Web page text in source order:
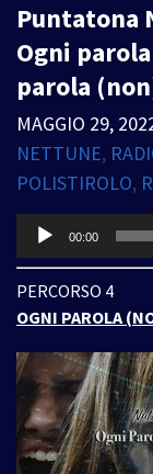
Puntatona
Ogni
parola
MAGGIO 29,
NETTUNE,
POLISTIROLO,
Audio
Player
00:00
PERCORSO 4
OGNI PAROLA